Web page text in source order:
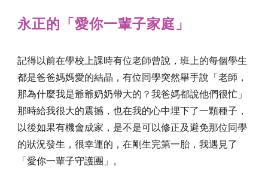
永正的「愛你一輩子家庭」
記得以前在學校上課時有位老師曾說，班上的每個學生
都是爸爸媽媽愛的結晶，有位同學突然舉手說「老師，
那為什麼我是爺爺奶奶帶大的？我爸媽都說他們很忙」
那時給我很大的震撼，也在我的心中埋下了一顆種子，
以後如果有機會成家，是不是可以修正及避免那位同學
的狀況發生，很幸運的，在剛生完第一胎，我遇見了
「愛你一輩子守護團」。